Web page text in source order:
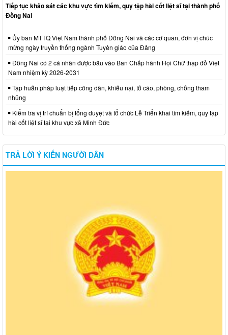
Tiếp tục khảo sát các khu vực tìm kiếm, quy tập hài cốt liệt sĩ tại thành phố
Đồng Nai
Ủy ban MTTQ Việt Nam thành phố Đồng Nai và các cơ quan, đơn vị chúc
mừng ngày truyền thống ngành Tuyên giáo của Đảng
Đồng Nai có 2 cá nhân được bầu vào Ban Chấp hành Hội Chữ thập đỏ Việt
Nam nhiệm kỳ 2026-2031
Tập huấn pháp luật tiếp công dân, khiếu nại, tố cáo, phòng, chống tham
nhũng
Kiểm tra vị trí chuẩn bị tổng duyệt và tổ chức Lễ Triển khai tìm kiếm, quy tập
hài cốt liệt sĩ tại khu vực xã Minh Đức
TRẢ LỜI Ý KIẾN NGƯỜI DÂN